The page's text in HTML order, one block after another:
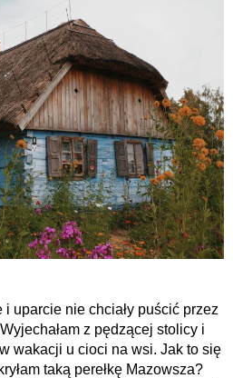
i uparcie nie chciały puścić przez
z pędzącej stolicy i
wakacji u cioci na wsi. Jak to się
taką perełkę Mazowsza?